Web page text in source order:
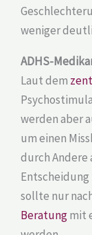
weniger
ADHS-
Laut dem
werden aber
um einen
durch Andere
sollte nur
Beratungmit